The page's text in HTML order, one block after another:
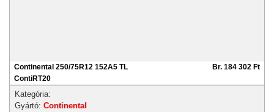
Continental 250/75R12 152A5 TL
ContiRT20
Br. 184 302 Ft
Kategória:
Gyártó: Continental